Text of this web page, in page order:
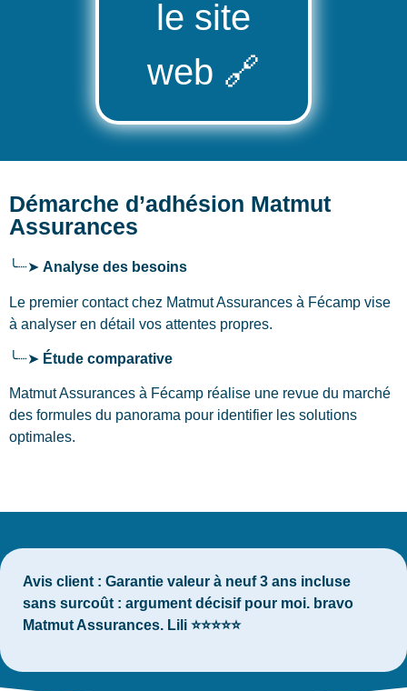
le site
web 🔗
Démarche d’adhésion Matmut
Assurances
╰┈➤ Analyse des besoins
Le premier contact chez Matmut Assurances à Fécamp vise
à analyser en détail vos attentes propres.
╰┈➤ Étude comparative
Matmut Assurances à Fécamp réalise une revue du marché
des formules du panorama pour identifier les solutions
optimales.
Avis client : Garantie valeur à neuf 3 ans incluse
sans surcoût : argument décisif pour moi. bravo
Matmut Assurances. Lili ⭐⭐⭐⭐⭐